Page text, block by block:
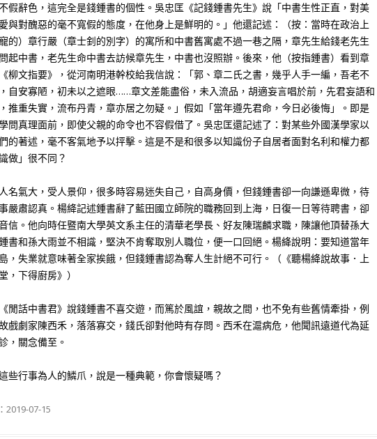
假辭色，這完全是錢鍾書的個性。吳忠匡《記錢鍾書先生》說「中書生性正直，對美
與對醜惡的毫不寬假的態度，在他身上是鮮明的。」他還記述：（按：當時在政治上
的）章行嚴（章士釗的別字）的寓所和中書舊寓處不過一巷之隔，章先生給錢老先生
起中書，老先生命中書去訪候章先生，中書也沒照辦。後來，他（按指鍾書）看到章
柳文指要》，從河南明港幹校給我信說：「郭、章二氏之書，幾乎人手一編，吾老不
自安寡陋，初未以之遮眼……章文差能盡俗，未入流品，胡適妄言唱於前，先君妄語和
推重失實，流布丹青，章亦居之勿疑。」假如「當年遵先君命，今日必後悔」。即是
問真理面前，即使父親的命令也不容假借了。吳忠匡還記述了：對某些外國漢學家以
的著述，毫不客氣地予以抨擊。這是不是和很多以知識份子自居者面對名利和權力都
做」很不同？
名氣大，受人景仰，很多時容易迷失自己，自高身價，但錢鍾書卻一向謙遜卑微，待
嚴肅認真。楊絳記述鍾書辭了藍田國立師院的職務回到上海，日復一日等待聘書，卻
信。他向時任暨南大學英文系主任的清華老學長、好友陳瑞麟求職，陳讓他頂替孫大
書和孫大雨並不相識，堅決不肯奪取別人職位，便一口回絕。楊絳說明：要知道當年
，失業就意味著全家挨餓，但錢鍾書認為奪人生計絕不可行。（《聽楊絳說故事．上
，下得廚房》）
閒話中書君》說錢鍾書不喜交遊，而篤於風誼，親故之間，也不免有些舊情牽掛，例
戲劇家陳西禾，落落寡交，錢氏卻對他時有存問。西禾在滬病危，他聞訊遠道代為延
，關念備至。
些行事為人的鱗爪，說是一種典範，你會懷疑嗎？
2019-07-15